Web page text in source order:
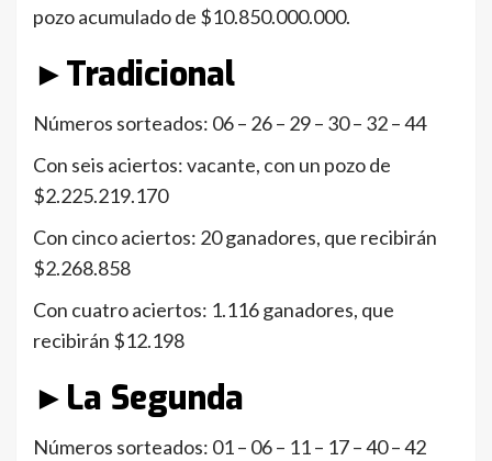
pozo acumulado de $10.850.000.000.
►Tradicional
Números sorteados: 06 – 26 – 29 – 30 – 32 – 44
Con seis aciertos: vacante, con un pozo de
$2.225.219.170
Con cinco aciertos: 20 ganadores, que recibirán
$2.268.858
Con cuatro aciertos: 1.116 ganadores, que
recibirán $12.198
►La Segunda
Números sorteados: 01 – 06 – 11 – 17 – 40 – 42